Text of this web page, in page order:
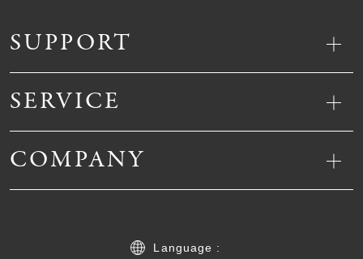
SUPPORT
SERVICE
COMPANY
Language :